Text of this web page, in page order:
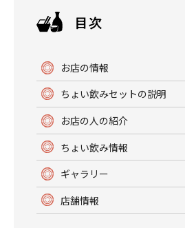
お店の情報
ちょい飲みセットの説明
お店の人の紹介
ちょい飲み情報
ギャラリー
店舗情報